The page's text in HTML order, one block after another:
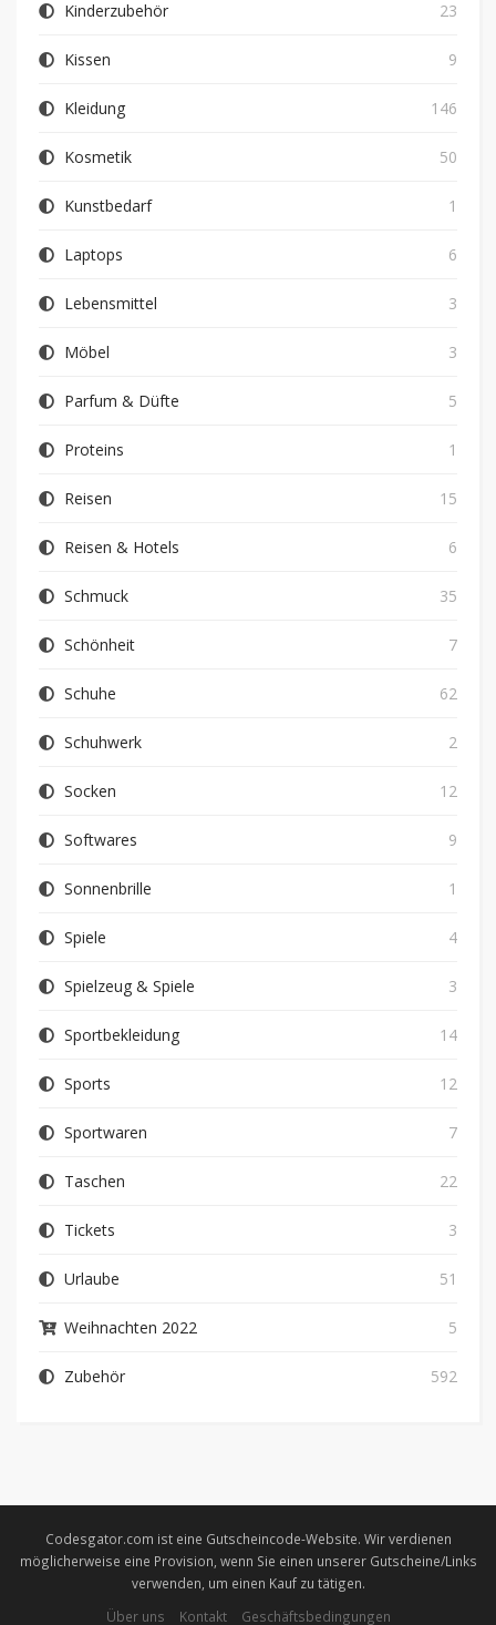
Kinderzubehör 23
Kissen 9
Kleidung 146
Kosmetik 50
Kunstbedarf 1
Laptops 6
Lebensmittel 3
Möbel 3
Parfum & Düfte 5
Proteins 1
Reisen 15
Reisen & Hotels 6
Schmuck 35
Schönheit 7
Schuhe 62
Schuhwerk 2
Socken 12
Softwares 9
Sonnenbrille 1
Spiele 4
Spielzeug & Spiele 3
Sportbekleidung 14
Sports 12
Sportwaren 7
Taschen 22
Tickets 3
Urlaube 51
Weihnachten 2022 5
Zubehör 592
Codesgator.com ist eine Gutscheincode-Website. Wir verdienen
möglicherweise eine Provision, wenn Sie einen unserer Gutscheine/Links
verwenden, um einen Kauf zu tätigen.
Über uns
Kontakt Geschäftsbedingungen